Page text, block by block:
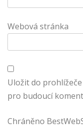
Webová stránka
Uložit do
pro budoucí
Chráněno